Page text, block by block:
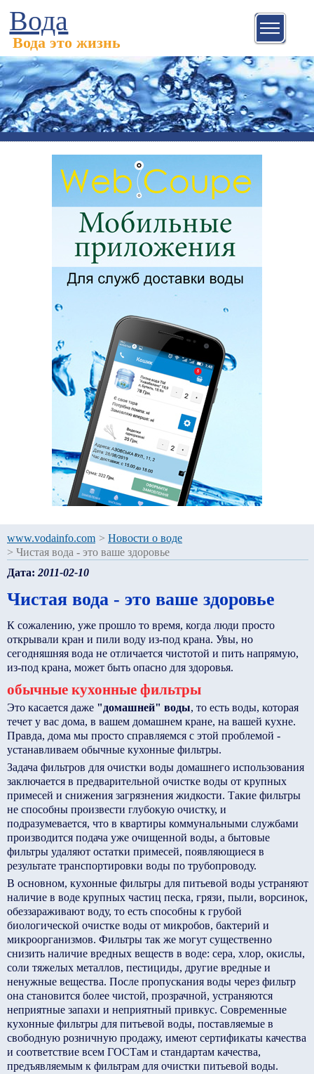
Вода
Вода это жизнь
www.vodainfo.com > Новости о воде
> Чистая вода - это ваше здоровье
Дата: 2011-02-10
Чистая вода - это ваше здоровье
К сожалению, уже прошло то время, когда люди просто
открывали кран и пили воду из-под крана. Увы, но
сегодняшняя вода не отличается чистотой и пить напрямую,
из-под крана, может быть опасно для здоровья.
обычные кухонные фильтры
Это касается даже "домашней" воды, то есть воды, которая
течет у вас дома, в вашем домашнем кране, на вашей кухне.
Правда, дома мы просто справляемся с этой проблемой -
устанавливаем обычные кухонные фильтры.
Задача фильтров для очистки воды домашнего использования
заключается в предварительной очистке воды от крупных
примесей и снижения загрязнения жидкости. Такие фильтры
не способны произвести глубокую очистку, и
подразумевается, что в квартиры коммунальными службами
производится подача уже очищенной воды, а бытовые
фильтры удаляют остатки примесей, появляющиеся в
результате транспортировки воды по трубопроводу.
В основном, кухонные фильтры для питьевой воды устраняют
наличие в воде крупных частиц песка, грязи, пыли, ворсинок,
обеззараживают воду, то есть способны к грубой
биологической очистке воды от микробов, бактерий и
микроорганизмов. Фильтры так же могут существенно
снизить наличие вредных веществ в воде: сера, хлор, окислы,
соли тяжелых металлов, пестициды, другие вредные и
ненужные вещества. После пропускания воды через фильтр
она становится более чистой, прозрачной, устраняются
неприятные запахи и неприятный привкус. Современные
кухонные фильтры для питьевой воды, поставляемые в
свободную розничную продажу, имеют сертификаты качества
и соответствие всем ГОСТам и стандартам качества,
предъявляемым к фильтрам для очистки питьевой воды.